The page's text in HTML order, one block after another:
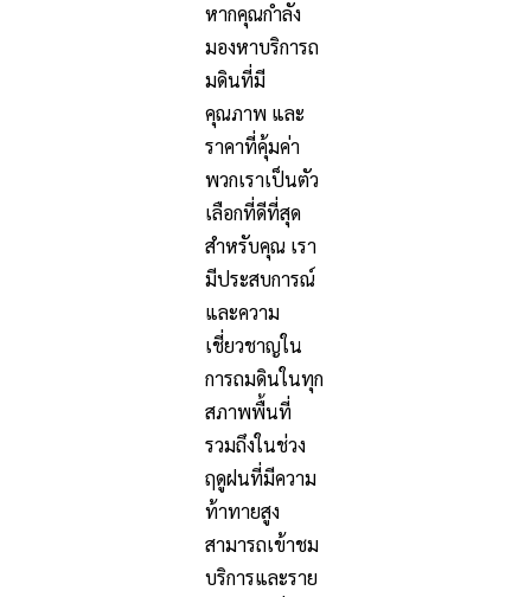
หากคุณกำลัง
มองหาบริการถ
มดินที่มี
คุณภาพ และ
ราคาที่คุ้มค่า
พวกเราเป็นตัว
เลือกที่ดีที่สุด
สำหรับคุณ เรา
มีประสบการณ์
และความ
เชี่ยวชาญใน
การถมดินในทุก
สภาพพื้นที่
รวมถึงในช่วง
ฤดูฝนที่มีความ
ท้าทายสูง
สามารถเข้าชม
บริการและราย